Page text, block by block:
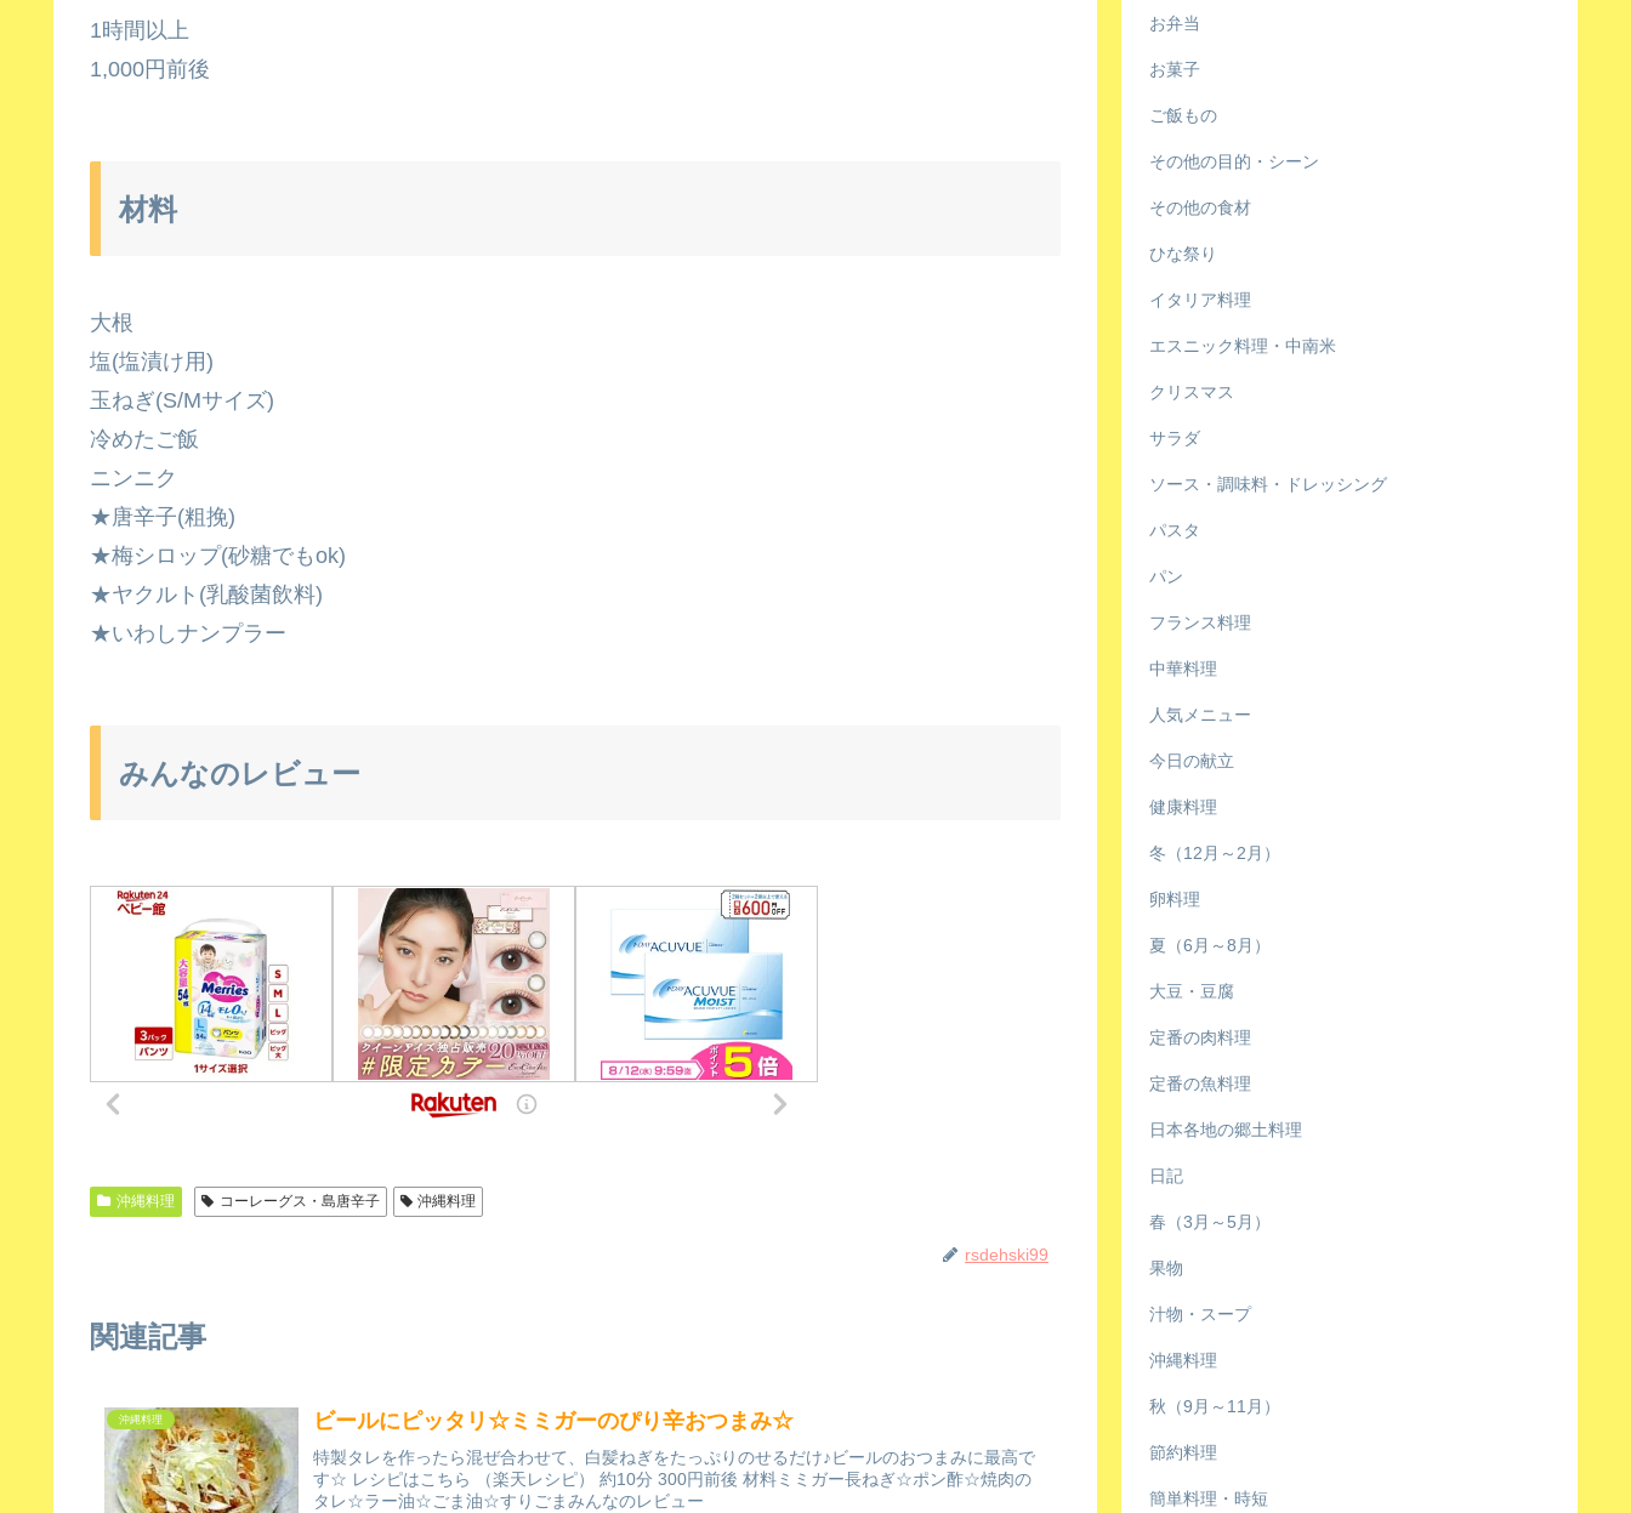
1時間以上
1,000円前後
材料
大根
塩(塩漬け用)
玉ねぎ(S/Mサイズ)
冷めたご飯
ニンニク
★唐辛子(粗挽)
★梅シロップ(砂糖でもok)
★ヤクルト(乳酸菌飲料)
★いわしナンプラー
みんなのレビュー
沖縄料理 コーレーグス・島唐辛子 沖縄料理
rsdehski99
関連記事
沖縄料理 ビールにピッタリ☆ミミガーのぴり辛おつまみ☆
特製タレを作ったら混ぜ合わせて、白髪ねぎをたっぷりのせるだけ♪ビールのおつまみに最高で
す☆ レシピはこちら （楽天レシピ） 約10分 300円前後 材料ミミガー長ねぎ☆ポン酢☆焼肉の
タレ☆ラー油☆ごま油☆すりごまみんなのレビュー
お弁当
お菓子
ご飯もの
その他の目的・シーン
その他の食材
ひな祭り
イタリア料理
エスニック料理・中南米
クリスマス
サラダ
ソース・調味料・ドレッシング
パスタ
パン
フランス料理
中華料理
人気メニュー
今日の献立
健康料理
冬（12月～2月）
卵料理
夏（6月～8月）
大豆・豆腐
定番の肉料理
定番の魚料理
日本各地の郷土料理
日記
春（3月～5月）
果物
汁物・スープ
沖縄料理
秋（9月～11月）
節約料理
簡単料理・時短